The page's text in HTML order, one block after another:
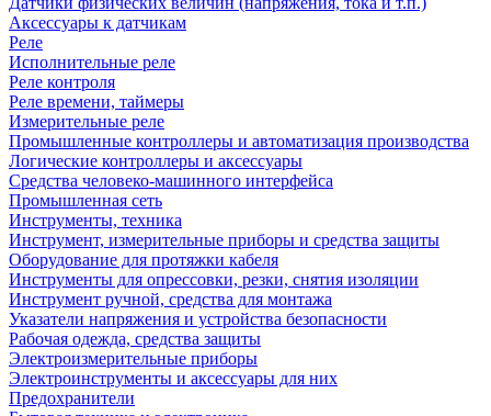
Аксессуары к датчикам
Реле
Исполнительные реле
Реле контроля
Реле времени, таймеры
Измерительные реле
Промышленные контроллеры и автоматизация производства
Логические контроллеры и аксессуары
Средства человеко-машинного интерфейса
Промышленная сеть
Инструменты, техника
Инструмент, измерительные приборы и средства защиты
Оборудование для протяжки кабеля
Инструменты для опрессовки, резки, снятия изоляции
Инструмент ручной, средства для монтажа
Указатели напряжения и устройства безопасности
Рабочая одежда, средства защиты
Электроизмерительные приборы
Электроинструменты и аксессуары для них
Предохранители